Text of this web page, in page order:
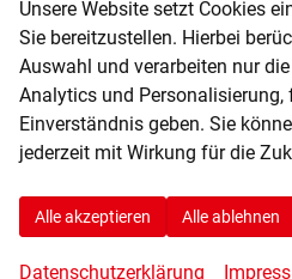
Kindersitzvorbereitung
Rücksitzbank teilbar
Lenkrad höhenverstellbar
Lenkradheizung
Schaltwippen am Lenkrad
EXTRAS:
Dachreling
Doppelter Laderaumboden
Unsere Website setzt Cookies
Sie bereitzustellen. Hierbei
Auswahl und verarbeiten nur
Analytics und Personalisierung,
Einverständnis geben. Sie
jederzeit mit Wirkung für die
Alle akzeptieren Alle ablehnen
Datenschutzerklärung